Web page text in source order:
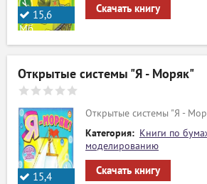
15,6
Мб.
Скачать книгу
Открытые системы "Я - Моряк"
15,4
Открытые системы "Я -
Категория: Книги по
моделированию
Скачать книгу